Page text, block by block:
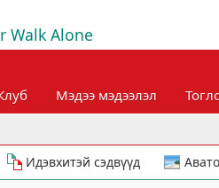
Walk Alone
Мэдээ мэдээлэл
Идэвхитэй сэдвүүд